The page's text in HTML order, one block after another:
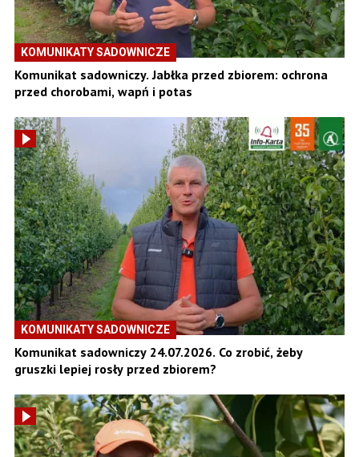
KOMUNIKATY SADOWNICZE
Komunikat sadowniczy. Jabłka przed zbiorem: ochrona
przed chorobami, wapń i potas
KOMUNIKATY SADOWNICZE
Komunikat sadowniczy 24.07.2026. Co zrobić, żeby
gruszki lepiej rosły przed zbiorem?